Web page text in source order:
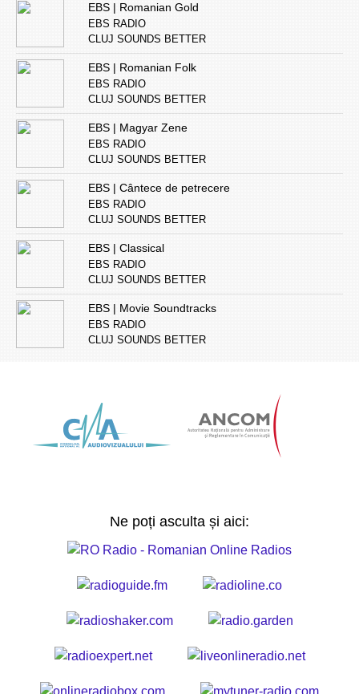
EBS | Romanian Gold
EBS RADIO
CLUJ SOUNDS BETTER
EBS | Romanian Folk
EBS RADIO
CLUJ SOUNDS BETTER
EBS | Magyar Zene
EBS RADIO
CLUJ SOUNDS BETTER
EBS | Cântece de petrecere
EBS RADIO
CLUJ SOUNDS BETTER
EBS | Classical
EBS RADIO
CLUJ SOUNDS BETTER
EBS | Movie Soundtracks
EBS RADIO
CLUJ SOUNDS BETTER
Ne poți asculta și aici: